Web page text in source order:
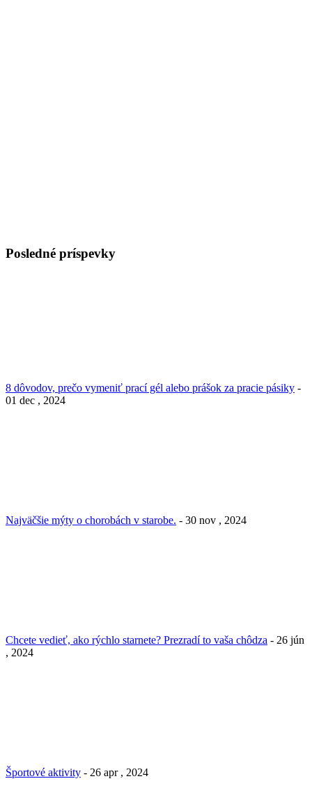
Posledné príspevky
8 dôvodov, prečo vymeniť prací gél alebo prášok za pracie pásiky -
01 dec , 2024
Najväčšie mýty o chorobách v starobe. - 30 nov , 2024
Chcete vedieť, ako rýchlo starnete? Prezradí to vaša chôdza - 26 jún
, 2024
Športové aktivity - 26 apr , 2024